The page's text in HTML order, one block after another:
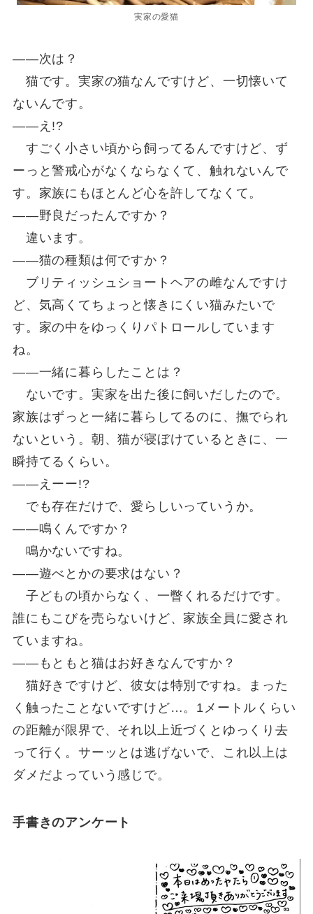
実家の愛猫
――次は？
猫です。実家の猫なんですけど、一切懐いて
ないんです。
――え!?
すごく小さい頃から飼ってるんですけど、ず
ーっと警戒心がなくならなくて、触れないんで
す。家族にもほとんど心を許してなくて。
――野良だったんですか？
違います。
――猫の種類は何ですか？
ブリティッシュショートヘアの雌なんですけ
ど、気高くてちょっと懐きにくい猫みたいで
す。家の中をゆっくりパトロールしています
ね。
――一緒に暮らしたことは？
ないです。実家を出た後に飼いだしたので。
家族はずっと一緒に暮らしてるのに、撫でられ
ないという。朝、猫が寝ぼけているときに、一
瞬持てるくらい。
――えーー!?
でも存在だけで、愛らしいっていうか。
――鳴くんですか？
鳴かないですね。
――遊べとかの要求はない？
子どもの頃からなく、一瞥くれるだけです。
誰にもこびを売らないけど、家族全員に愛され
ていますね。
――もともと猫はお好きなんですか？
猫好きですけど、彼女は特別ですね。まった
く触ったことないですけど…。1メートルくらい
の距離が限界で、それ以上近づくとゆっくり去
って行く。サーッとは逃げないで、これ以上は
ダメだよっていう感じで。
手書きのアンケート